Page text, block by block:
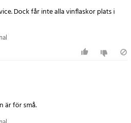
Dock får inte alla vinflaskor plats i
är för små.